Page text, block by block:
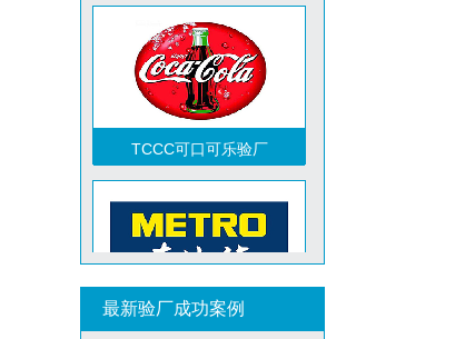
TCCC可口可乐验厂
Metro麦德龙验厂
最新验厂成功案例
祝贺越南达方电子科技有限责任公司2026年快速通过RBA-VAP审核并取得178分银牌